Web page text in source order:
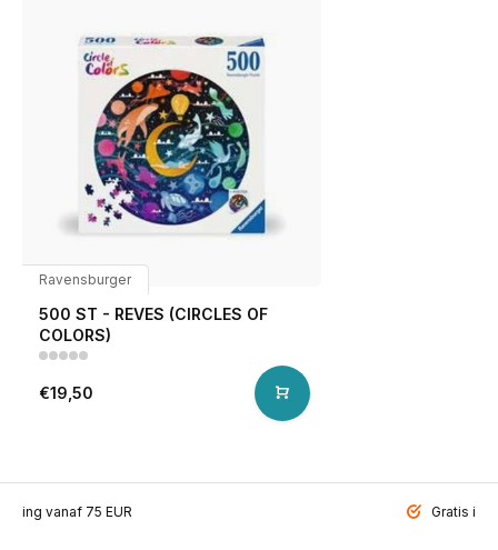
Ravensburger
500 ST - REVES (CIRCLES OF
COLORS)
€19,50
vanaf 75 EUR Gratis